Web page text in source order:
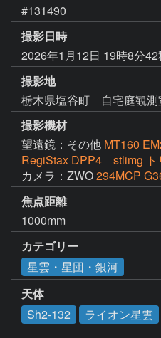
#131490
撮影日時
2026年1月12日 19時8分42
撮影地
栃木県塩谷町 自宅庭観測
撮影機材
望遠鏡：その他 MT160
RegiStax DPP4 stlimg
カメラ：ZWO294MCP
焦点距離
1000mm
カテゴリー
星雲・星団・銀河
天体
Sh2-132
ライオン星雲